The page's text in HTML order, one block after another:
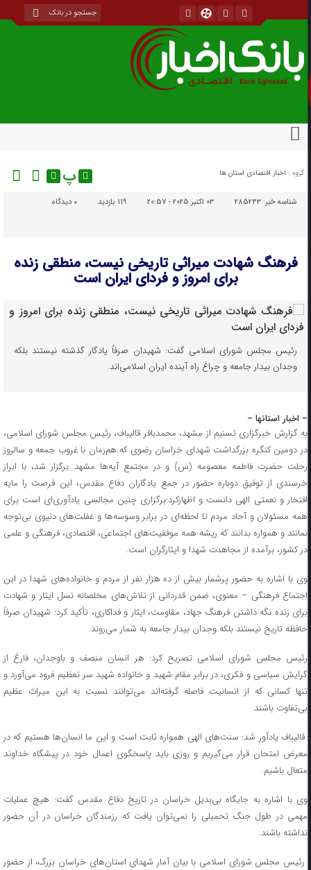
گروه : اخبار اقتصادی استان ها پ
شناسه خبر:285243 03 اکتبر 2025 - 20:57 119 بازدید دیدگاه
فرهنگ شهادت میراثی تاریخی نیست، منطقی زنده
برای امروز و فردای ایران است
رئیس مجلس شورای اسلامی گفت: شهیدان صرفاً یادگار گذشته نیستند بلکه
وجدان بیدار جامعه و چراغ راه آینده ایران اسلامی‌اند.
– اخبار استانها –
به گزارش خبرگزاری تسنیم از مشهد، محمدباقر قالیباف، رئیس مجلس شورای اسلامی،
در دومین کنگره بزرگداشت شهدای خراسان رضوی که هم‌زمان با غروب جمعه و سالروز
رحلت حضرت فاطمه معصومه (س) و در مجتمع آیه‌ها مشهد برگزار شد، با ابراز
خرسندی از توفیق دوباره حضور در جمع یادگاران دفاع مقدس، این فرصت را مایه
افتخار و نعمتی الهی دانست و اظهارکرد:برگزاری چنین مجالسی یادآوری‌ای است برای
همه مسئولان و آحاد مردم تا لحظه‌ای در برابر وسوسه‌ها و غفلت‌های دنیوی بی‌توجه
نمانند و همواره بدانند که ریشه همه موفقیت‌های اجتماعی، اقتصادی، فرهنگی و علمی
در کشور، برآمده از مجاهدت شهدا و ایثارگران است.
وی با اشاره به حضور پرشمار بیش از ده هزار نفر از مردم و خانواده‌های شهدا در این
اجتماع فرهنگی – معنوی، ضمن قدردانی از تلاش‌های مخلصانه نسل ایثار و شهادت
برای زنده نگه داشتن فرهنگ جهاد، مقاومت، ایثار و فداکاری، تأکید کرد: شهیدان صرفاً
حافظه تاریخ نیستند بلکه وجدان بیدار جامعه به شمار می‌روند.
رئیس مجلس شورای اسلامی تصریح کرد: هر انسان منصف و باوجدان، فارغ از
گرایش سیاسی و فکری، در برابر مقام شهید و خانواده شهید سر تعظیم فرود می‌آورد و
تنها کسانی که از انسانیت فاصله گرفته‌اند می‌توانند نسبت به این میراث عظیم
بی‌تفاوت باشند.
قالیباف یادآور شد: سنت‌های الهی همواره ثابت است و این ما انسان‌ها هستیم که در
معرض امتحان قرار می‌گیریم و روزی باید پاسخگوی اعمال خود در پیشگاه خداوند
متعال باشیم.
وی با اشاره به جایگاه بی‌بدیل خراسان در تاریخ دفاع مقدس گفت: هیچ عملیات
مهمی در طول جنگ تحمیلی را نمی‌توان یافت که رزمندگان خراسان در آن حضور
نداشته باشند.
رئیس مجلس شورای اسلامی با بیان آمار شهدای استان‌های خراسان بزرگ، از حضور